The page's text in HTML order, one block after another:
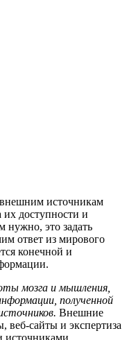
источникам
доступности и
нужно, это задать
ответ из мирового
конечной и
мозга и мышления,
полученной
Внешние
веб-сайты и экспертиза
источниками